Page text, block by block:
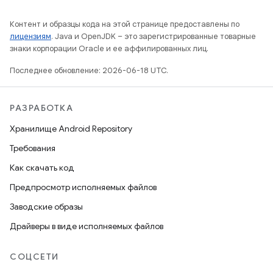
Контент и образцы кода на этой странице предоставлены по
лицензиям. Java и OpenJDK – это зарегистрированные товарные
знаки корпорации Oracle и ее аффилированных лиц.
Последнее обновление: 2026-06-18 UTC.
РАЗРАБОТКА
Хранилище Android Repository
Требования
Как скачать код
Предпросмотр исполняемых файлов
Заводские образы
Драйверы в виде исполняемых файлов
СОЦСЕТИ